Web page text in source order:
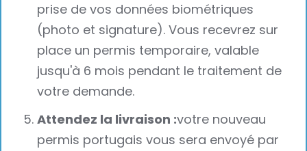
prise de vos données biométriques
(photo et signature). Vous recevrez sur
place un permis temporaire, valable
jusqu'à 6 mois pendant le traitement de
votre demande.
Attendez la livraison :votre nouveau
permis portugais vous sera envoyé par